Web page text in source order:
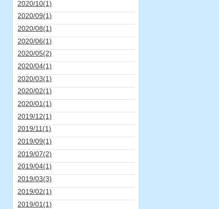
2020/10(1)
2020/09(1)
2020/08(1)
2020/06(1)
2020/05(2)
2020/04(1)
2020/03(1)
2020/02(1)
2020/01(1)
2019/12(1)
2019/11(1)
2019/09(1)
2019/07(2)
2019/04(1)
2019/03(3)
2019/02(1)
2019/01(1)